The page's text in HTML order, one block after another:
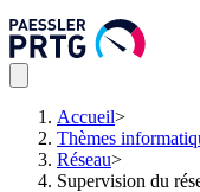
Accueil>
Thèmes
Réseau>
Supervision du